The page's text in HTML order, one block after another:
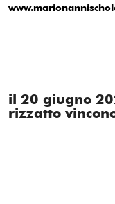
il 20 giugno
rizzatto